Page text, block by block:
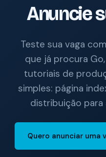
Anuncie
Teste sua vaga
que já procura
tutoriais de
simples: página
distribuição para
Quero anunciar uma